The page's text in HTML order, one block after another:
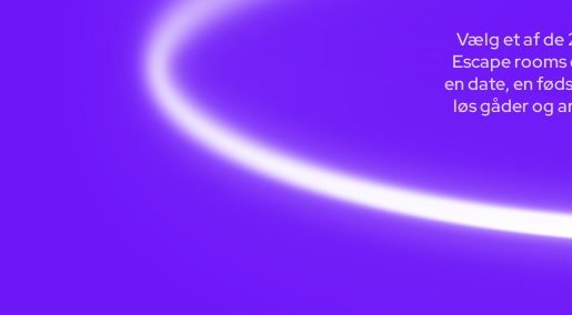
Vælg et af de
Escape
en date, en
løs gåder og